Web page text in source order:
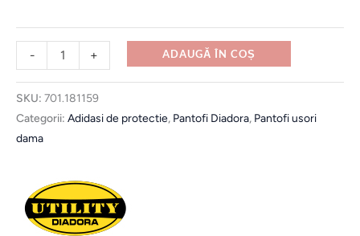
- + ADAUGĂ ÎN COȘ
SKU: 701.181159
Categorii: Adidasi de protectie, Pantofi Diadora, Pantofi usori
dama